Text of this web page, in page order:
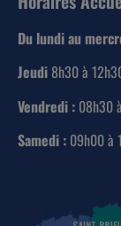
Du lundi au
Jeudi 8h30 à
Vendredi : 08h30
Samedi : 09h00 à